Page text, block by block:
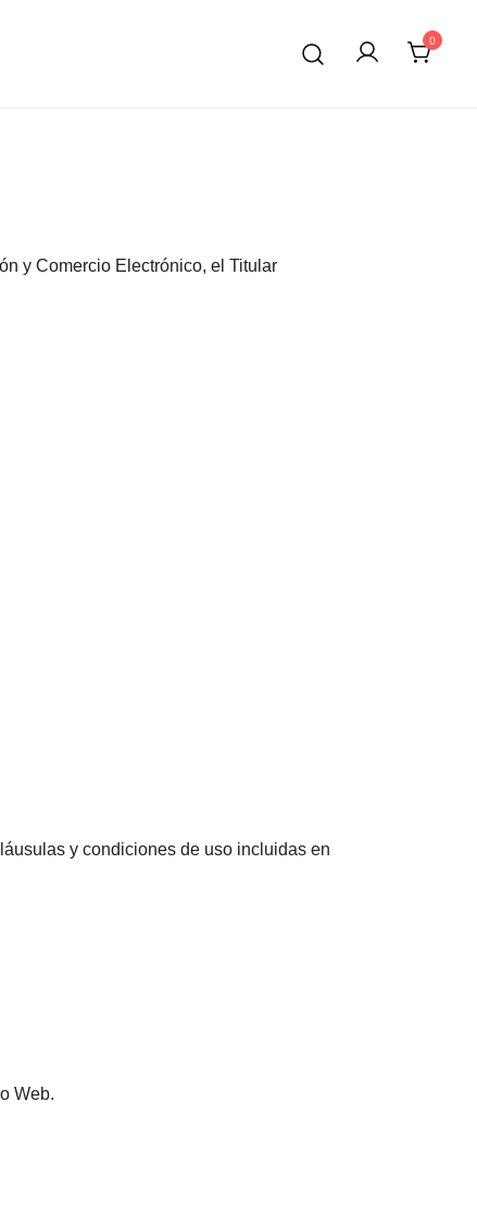
0
y Comercio Electrónico, el Titular
y condiciones de uso incluidas en
Web.